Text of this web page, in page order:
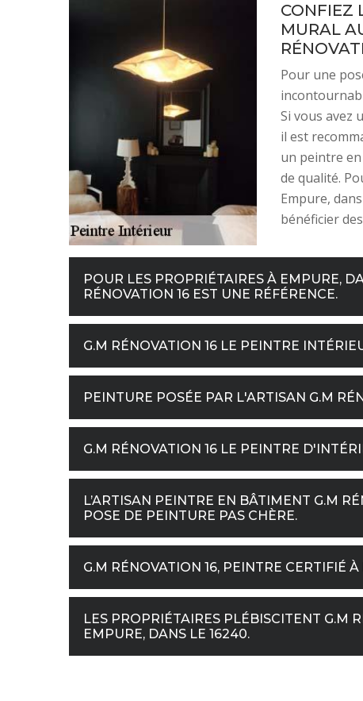
CONFIEZ
MURAL
Pour une
Si vous avez
il est
un peintre
de qualité.
Empure,
bénéficier
POUR LES PROPRIÉTAIRES À EMPURE,
RÉNOVATION 16 EST UNE RÉFÉRENCE.
G.M RÉNOVATION 16 LE PEINTRE
PEINTURE POSÉE PAR L'ARTISAN G.M
G.M RÉNOVATION 16 LE PEINTRE
L’ARTISAN PEINTRE EN BÂTIMENT G.M
POSE DE PEINTURE PAS CHÈRE.
G.M RÉNOVATION 16, PEINTRE CERTIFIÉ
LES PROPRIÉTAIRES PLÉBISCITENT G.M
EMPURE, DANS LE 16240.